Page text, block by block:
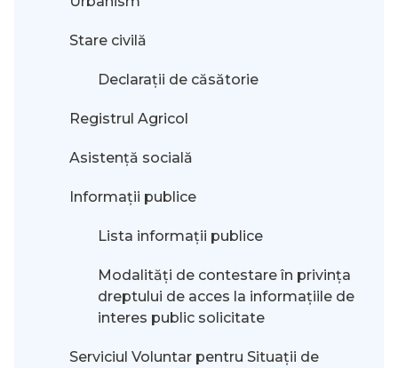
Stare civilă
Declarații de căsătorie
Registrul Agricol
Asistență socială
Informații publice
Lista informații publice
Modalităţi de contestare în privinţa
dreptului de acces la informaţiile de
interes public solicitate
Serviciul Voluntar pentru Situații de